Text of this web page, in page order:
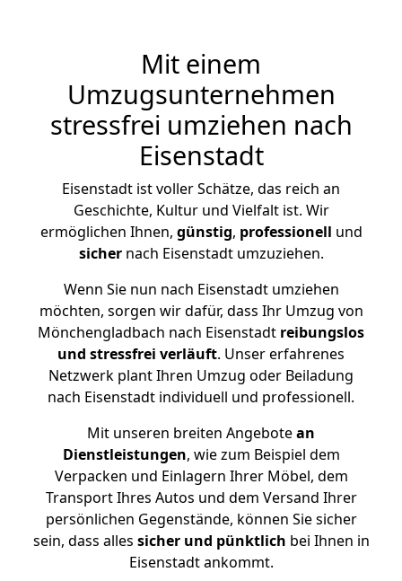
Mit einem
Umzugsunternehmen
stressfrei umziehen nach
Eisenstadt
Eisenstadt ist voller Schätze, das reich an
Geschichte, Kultur und Vielfalt ist. Wir
ermöglichen Ihnen, günstig, professionell und
sichernach Eisenstadt umzuziehen.
Wenn Sie nun nach Eisenstadt umziehen
möchten, sorgen wir dafür, dass Ihr Umzug von
Mönchengladbach nach Eisenstadt reibungslos
und stressfrei verläuft. Unser erfahrenes
Netzwerk plant Ihren Umzug oder Beiladung
nach Eisenstadt individuell und professionell.
Mit unseren breiten Angebotean
Dienstleistungen, wie zum Beispiel dem
Verpacken und Einlagern Ihrer Möbel, dem
Transport Ihres Autos und dem Versand Ihrer
persönlichen Gegenstände, können Sie sicher
sein, dass alles sicher und pünktlich bei Ihnen in
Eisenstadt ankommt.